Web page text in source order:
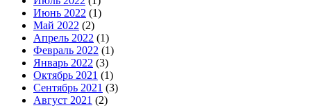
Июнь 2022 (1)
Май 2022 (2)
Апрель 2022 (1)
Февраль 2022 (1)
Январь 2022 (3)
Октябрь 2021 (1)
Сентябрь 2021 (3)
Август 2021 (2)